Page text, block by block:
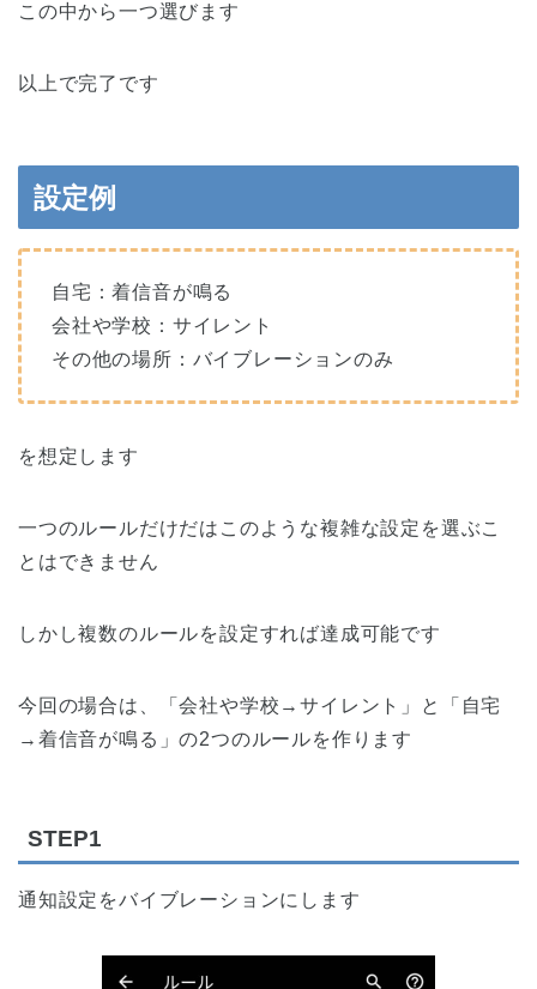
この中から一つ選びます
以上で完了です
設定例
自宅：着信音が鳴る
会社や学校：サイレント
その他の場所：バイブレーションのみ
を想定します
一つのルールだけだはこのような複雑な設定を選ぶこ
とはできません
しかし複数のルールを設定すれば達成可能です
今回の場合は、「会社や学校→サイレント」と「自宅
→着信音が鳴る」の2つのルールを作ります
STEP1
通知設定をバイブレーションにします